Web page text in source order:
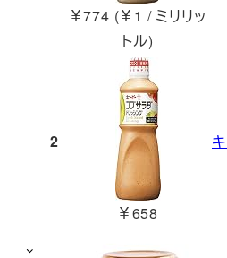
￥774 (￥1 / ミリリッ
トル)
2
￥658